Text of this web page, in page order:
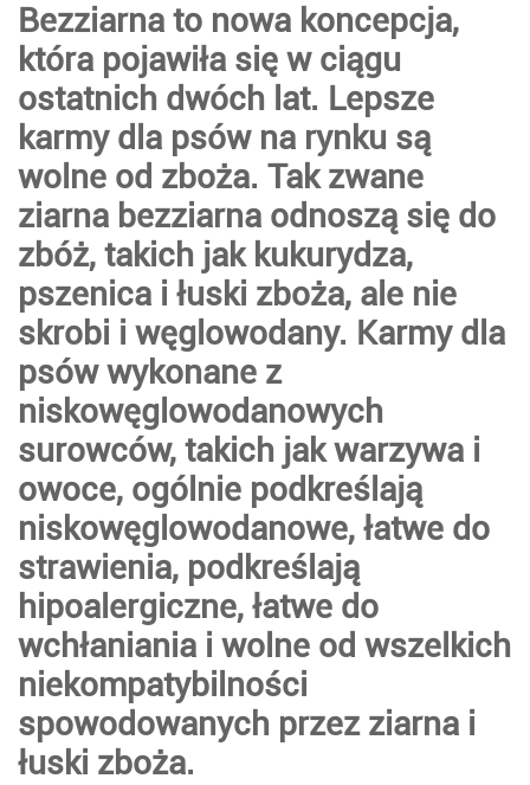
Bezziarna to nowa koncepcja,
która pojawiła się w ciągu
ostatnich dwóch lat. Lepsze
karmy dla psów na rynku są
wolne od zboża. Tak zwane
ziarna bezziarna odnoszą się do
zbóż, takich jak kukurydza,
pszenica i łuski zboża, ale nie
skrobi i węglowodany. Karmy dla
psów wykonane z
niskowęglowodanowych
surowców, takich jak warzywa i
owoce, ogólnie podkreślają
niskowęglowodanowe, łatwe do
strawienia, podkreślają
hipoalergiczne, łatwe do
wchłaniania i wolne od wszelkich
niekompatybilności
spowodowanych przez ziarna i
łuski zboża.